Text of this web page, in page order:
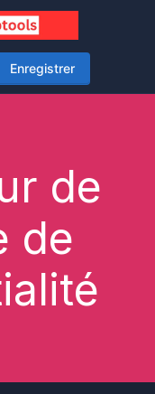
Enregistrer
de
de